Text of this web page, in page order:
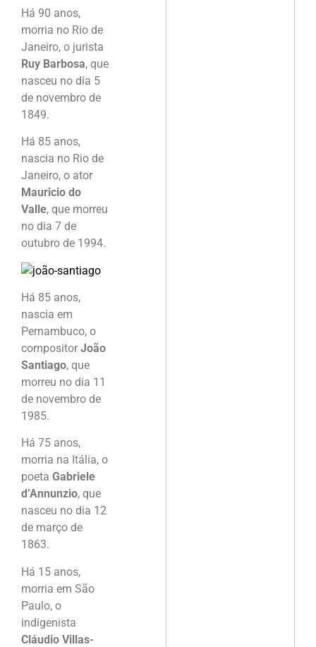
Há 90 anos,
morria no Rio de
Janeiro, o jurista
Ruy Barbosa, que
nasceu no dia 5
de novembro de
1849.
Há 85 anos,
nascia no Rio de
Janeiro, o ator
Mauricio do
Valle, que morreu
no dia 7 de
outubro de 1994.
Há 85 anos,
nascia em
Pernambuco, o
compositor João
Santiago, que
morreu no dia 11
de novembro de
1985.
Há 75 anos,
morria na Itália, o
poeta Gabriele
d’Annunzio, que
nasceu no dia 12
de março de
1863.
Há 15 anos,
morria em São
Paulo, o
indigenista
Cláudio Villas-